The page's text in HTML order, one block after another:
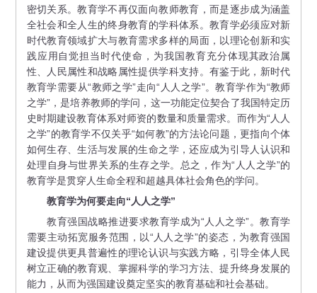
密切关系。教育学不再仅面向教师教育，而是逐步成为涵盖
全社会和全人生的终身教育的学科体系。教育学必须应对新
时代教育领域扩大与教育需求多样的局面，以理论创新和实
践应用自觉担当时代使命，为我国教育充分体现其政治属
性、人民属性和战略属性提供学科支持。有鉴于此，新时代
教育学需要从“教师之学”走向“人人之学”。教育学作为“教师
之学”，是培养教师的学问，这一功能定位契合了我国特定历
史时期建设教育体系对师资的数量和质量需求。而作为“人人
之学”的教育学不仅关乎“如何教”的方法论问题，更指向个体
如何生存、生活与发展的生命之学，还应成为引导人认识和
处理自身与世界关系的生存之学。总之，作为“人人之学”的
教育学是贯穿人生命全程和超越具体社会角色的学问。
教育学为何要走向“人人之学”
教育强国战略推进要求教育学成为“人人之学”。教育学
需要主动拓宽服务范围，以“人人之学”的姿态，为教育强国
建设提供更具普遍性的理论认识与实践方略，引导全体人民
树立正确的教育观、掌握科学的学习方法、提升终身发展的
能力，从而为强国建设奠定坚实的教育基础和社会基础。